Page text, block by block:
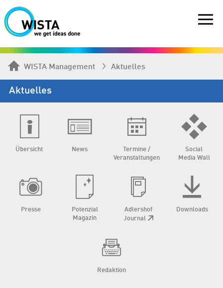
WISTA Management Aktuelles
Aktuelles
Übersicht News
Termine /
Veranstaltungen
Social
Media Wall
Presse
Potenzial
Magazin
Adlershof
Journal
Downloads
Redaktion